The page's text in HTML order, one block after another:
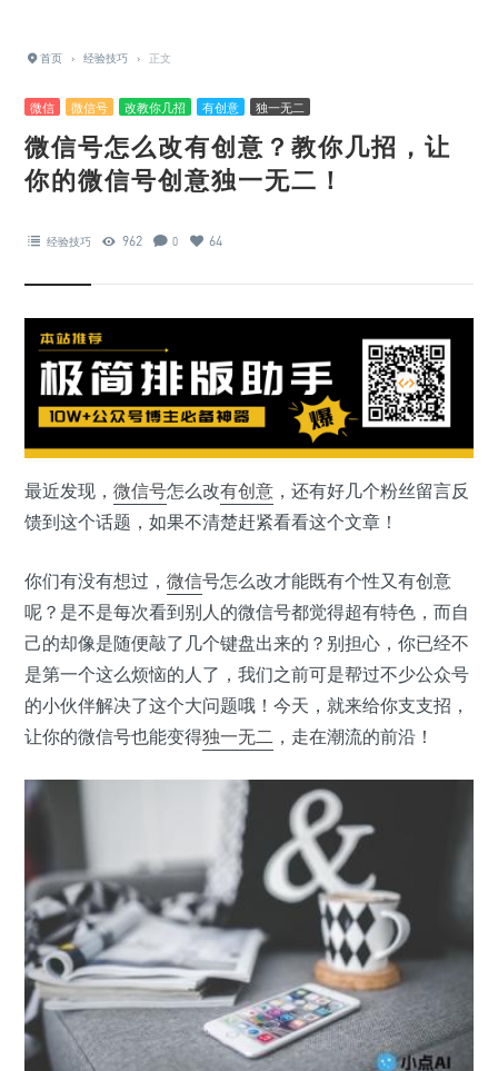
首页 › 经验技巧 › 正文
微信 微信号 改教你几招 有创意 独一无二
微信号怎么改有创意？教你几招，让
你的微信号创意独一无二！
经验技巧 962 0 64
最近发现， 微信号怎么改有创意 ，还有好几个粉丝留言反
馈到这个话题，如果不清楚赶紧看看这个文章！
你们有没有想过， 微信号怎么改才能既有个性又有创意
呢？是不是每次看到别人的微信号都觉得超有特色，而自
己的却像是随便敲了几个键盘出来的？别担心，你已经不
是第一个这么烦恼的人了，我们之前可是帮过不少公众号
的小伙伴解决了这个大问题哦！今天，就来给你支支招，
让你的微信号也能变得独一无二 ，走在潮流的前沿！